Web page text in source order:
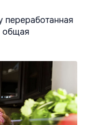
переработанная
общая